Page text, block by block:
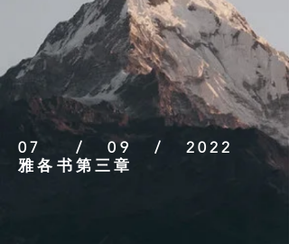
07 / 09 / 2022
雅各书第三章